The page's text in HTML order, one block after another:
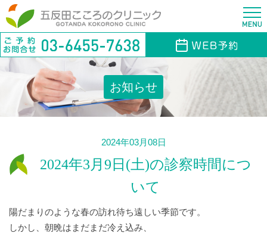
お知らせ
2024年03月08日
2024年3月9日(土)の診察時間につ
いて
陽だまりのような春の訪れ待ち遠しい季節です。
しかし、朝晩はまだまだ冷え込み、